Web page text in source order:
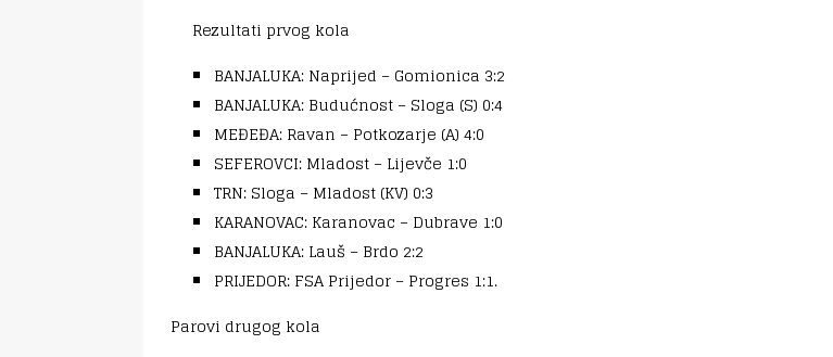
Rezultati prvog kola
BANJALUKA: Naprijed – Gomionica 3:2
BANJALUKA: Budućnost – Sloga (S) 0:4
MEĐEĐA: Ravan – Potkozarje (A) 4:0
SEFEROVCI: Mladost – Lijevče 1:0
TRN: Sloga – Mladost (KV) 0:3
KARANOVAC: Karanovac – Dubrave 1:0
BANJALUKA: Lauš – Brdo 2:2
PRIJEDOR: FSA Prijedor – Progres 1:1.
Parovi drugog kola